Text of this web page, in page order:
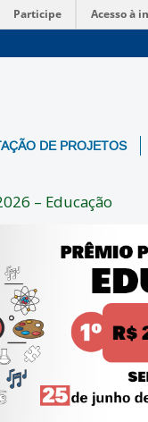
Participe Acesso à
DE PROJETOS
– Educação